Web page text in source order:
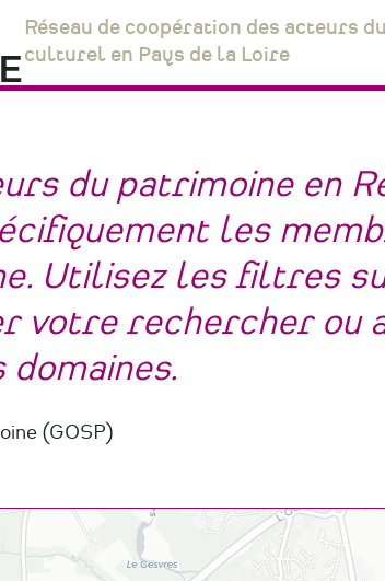
Réseau de coopération des acteurs
culturel en Pays de la Loire
du patrimoine en
les
Utilisez les filtres
votre rechercher ou
(GOSP)